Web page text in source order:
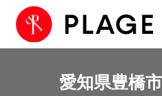
愛知県豊橋